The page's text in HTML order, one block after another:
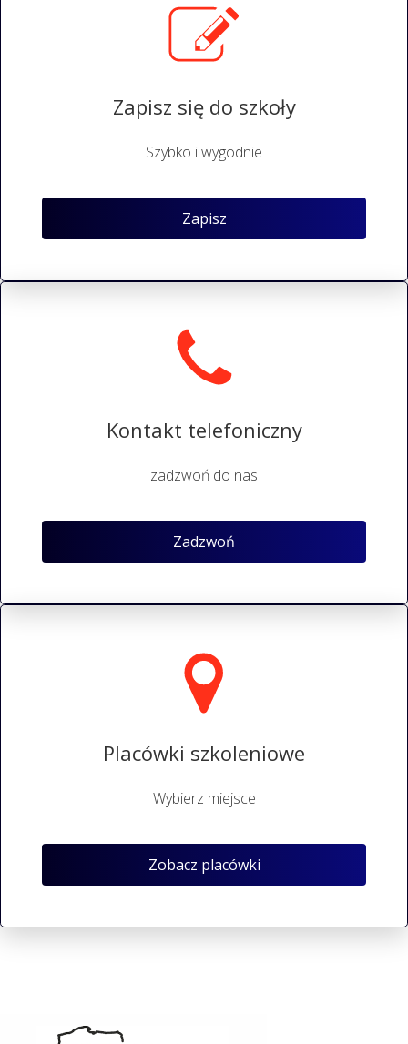
Zapisz się do szkoły
Szybko i wygodnie
Zapisz
Kontakt telefoniczny
zadzwoń do nas
Zadzwoń
Placówki szkoleniowe
Wybierz miejsce
Zobacz placówki